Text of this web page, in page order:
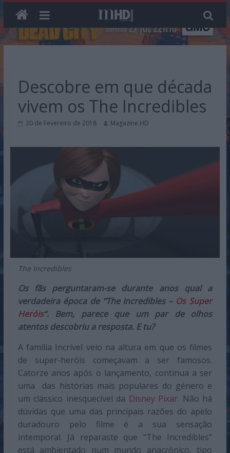
Descobre em que década
vivem os The Incredibles
20 de Fevereiro de 2018 Magazine.HD
The Incredibles
Os fãs perguntaram-se durante anos qual a
verdadeira época de “The Incredibles – Os Super
Heróis“. Bem, parece que um par de olhos
atentos descobriu a resposta. E tu?
A família Incrível veio na altura em que os filmes
de super-heróis começavam a ser famosos.
Catorze anos após o lançamento, continua a ser
uma das histórias mais populares do género e
um clássico inesquecível da Disney Pixar. Não há
dúvidas que uma das principais razões do apelo
duradouro pelo filme é a sua sensação
intemporal. Já reparaste que “The Incredibles”
está ambientado num mundo anacrónico, tipo